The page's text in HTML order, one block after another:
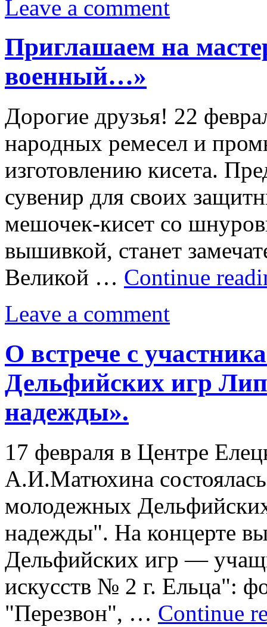
Leave a comment
Приглашаем на
военный…»
Дорогие друзья! 22
народных ремесел и
изготовлению кисета.
сувенир для своих
мешочек-кисет со
вышивкой, станет
Великой … Continue
Leave a comment
О встрече с
Дельфийских игр
надежды».
17 февраля в Центре
А.И.Матюхина
молодежных
надежды". На концерте
Дельфийских игр —
искусств № 2 г. Ельца":
"Перезвон", … Continue